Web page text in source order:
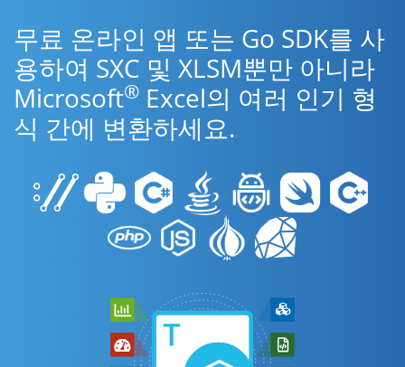
무료 온라인 앱 또는 Go SDK를 사
용하여 SXC 및 XLSM뿐만 아니라
Microsoft® Excel의 여러 인기 형
식 간에 변환하세요.